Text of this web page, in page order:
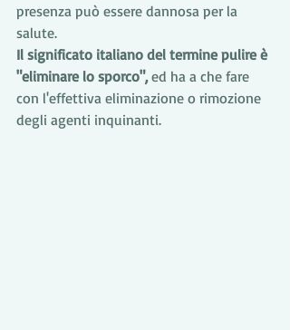
presenza può essere dannosa per la
salute.
Il significato italiano del termine pulire è
"eliminare lo sporco", ed ha a che fare
con l'effettiva eliminazione o rimozione
degli agenti inquinanti.